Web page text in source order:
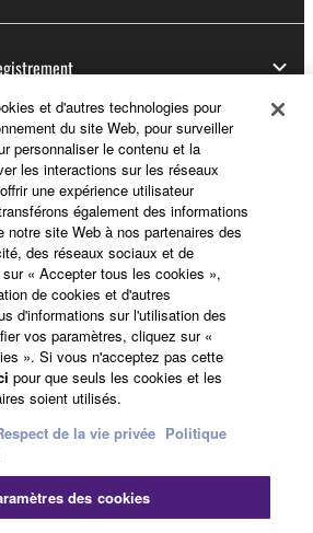
contacter Conditions d'utilisation
vie privéePolitique relative aux cookies
et d'autres technologies pour
du site Web, pour surveiller
personnaliser le contenu et la
les interactions sur les réseaux
une expérience utilisateur
également des informations
notre site Web à nos partenaires des
des réseaux sociaux et de
« Accepter tous les cookies »,
de cookies et d'autres
d'informations sur l'utilisation des
vos paramètres, cliquez sur «
». Si vous n'acceptez pas cette
pour que seuls les cookies et les
soient utilisés.
de la vie privée Politique
des cookies